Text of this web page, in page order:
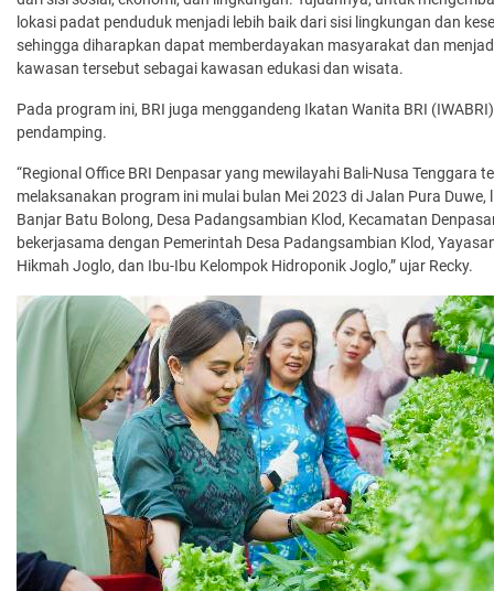
lokasi padat penduduk menjadi lebih baik dari sisi lingkungan dan
sehingga diharapkan dapat memberdayakan masyarakat dan
kawasan tersebut sebagai kawasan edukasi dan wisata.
Pada program ini, BRI juga menggandeng Ikatan Wanita BRI
pendamping.
“Regional Office BRI Denpasar yang mewilayahi Bali-Nusa Tenggara
melaksanakan program ini mulai bulan Mei 2023 di Jalan Pura Duwe,
Banjar Batu Bolong, Desa Padangsambian Klod, Kecamatan
bekerjasama dengan Pemerintah Desa Padangsambian Klod,
Hikmah Joglo, dan Ibu-Ibu Kelompok Hidroponik Joglo,” ujar Recky.